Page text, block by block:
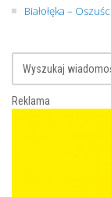
Białołęka –
Reklama